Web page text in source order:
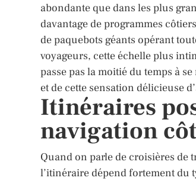
abondante que dans les plus
davantage de programmes
de paquebots géants opérant
voyageurs, cette échelle plus
passe pas la moitié du temps à
et de cette sensation délicieuse
Itinéraires
navigation
Quand on parle de croisières de
l’itinéraire dépend fortement du